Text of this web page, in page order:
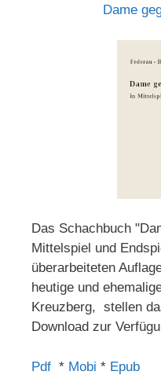
Dame
Das Schachbuch
Mittelspiel und
überarbeiteten
heutige und
Kreuzberg, stellen
Download zur
Pdf * Mobi * Epub